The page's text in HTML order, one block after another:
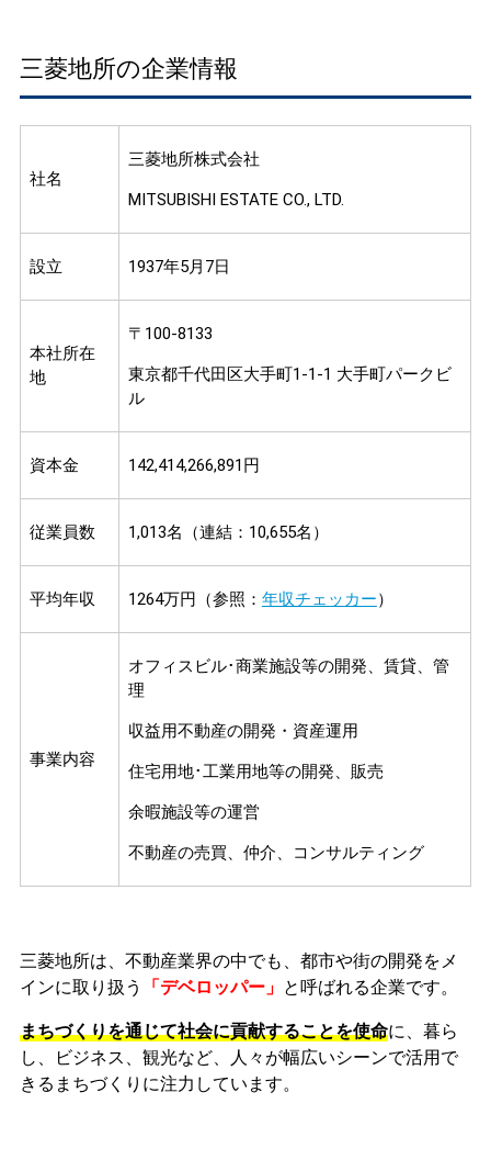
三菱地所の企業情報
社名
三菱地所株式会社
MITSUBISHI ESTATE CO., LTD.
設立 1937年5月7日
本社所在
地
〒100-8133
東京都千代田区大手町1-1-1 大手町パークビ
ル
資本金 142,414,266,891円
従業員数 1,013名（連結：10,655名）
平均年収 1264万円（参照： 年収チェッカー）
事業内容
オフィスビル･商業施設等の開発、賃貸、管
理
収益用不動産の開発・資産運用
住宅用地･工業用地等の開発、販売
余暇施設等の運営
不動産の売買、仲介、コンサルティング
三菱地所は、不動産業界の中でも、都市や街の開発をメ
インに取り扱う
「デベロッパー」 と呼ばれる企業です。
まちづくりを通じて社会に貢献することを使命に、暮ら
し、ビジネス、観光など、人々が幅広いシーンで活用で
きるまちづくりに注力しています。